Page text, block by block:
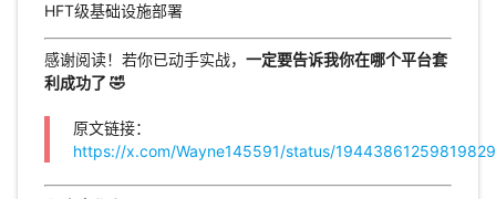
HFT级基础设施部署
感谢阅读！若你已动手实战， 一定要告诉我你在哪个平台套
利成功了 🤣
原文链接：
https://x.com/Wayne145591/status/